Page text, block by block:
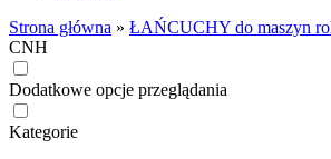
Strona główna » ŁAŃCUCHY do maszyn
CNH
Dodatkowe opcje przeglądania
Kategorie